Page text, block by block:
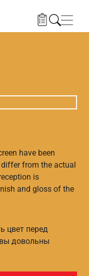
have been
from the actual
is
and gloss of the
цвет перед
довольны